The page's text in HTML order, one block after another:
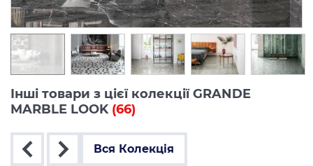
Інші товари з цієї колекції GRANDE
MARBLE LOOK (66)
Вся Колекція